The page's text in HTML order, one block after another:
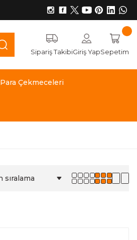
Sipariş TakibiGiriş YapSepetim
Para Çekmeceleri